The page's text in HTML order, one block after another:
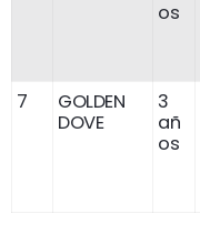
os
7
GOLDEN
DOVE
3
añ
os